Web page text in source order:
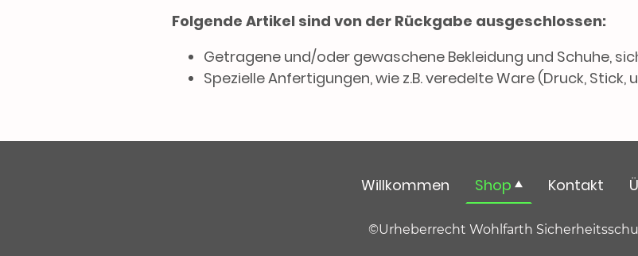
Folgende Artikel sind von der Rückgabe ausgeschlossen:
Getragene und/oder gewaschene Bekleidung und Schuhe,
Spezielle Anfertigungen, wie z.B. veredelte Ware (Druck, Stick,
Willkommen Shop Kontakt
©Urheberrecht Wohlfarth